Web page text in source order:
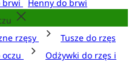
brwi
Henny do brwi
rzęsy
Tusze do rzęs
Odżywki do rzęs i